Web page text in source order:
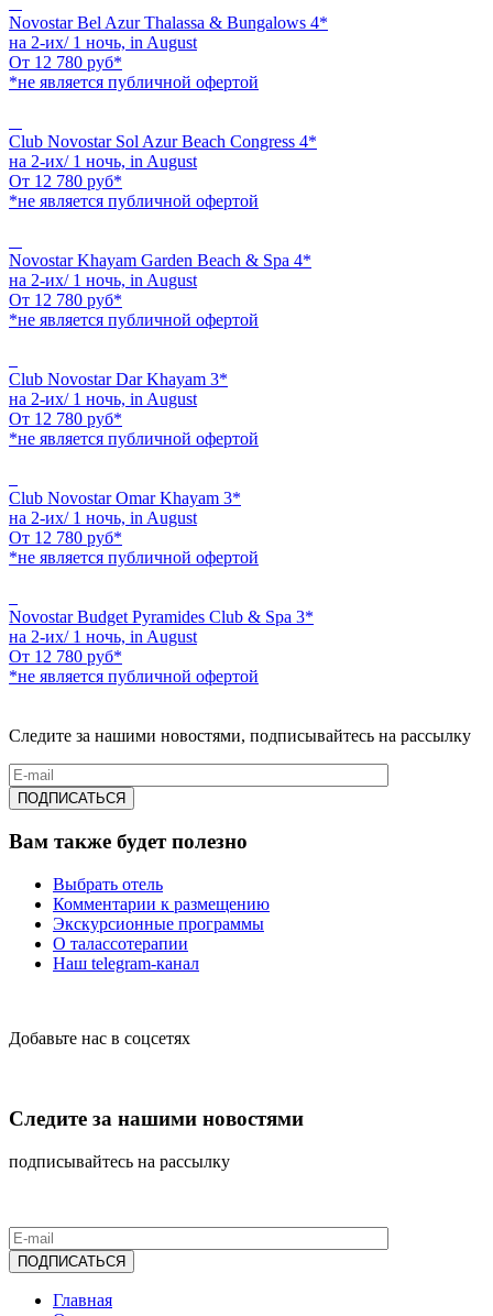
Novostar Bel Azur Thalassa & Bungalows 4*
на 2-их/ 1 ночь, in August
От 12 780 руб*
*не является публичной офертой
Club Novostar Sol Azur Beach Congress 4*
на 2-их/ 1 ночь, in August
От 12 780 руб*
*не является публичной офертой
Novostar Khayam Garden Beach & Spa 4*
на 2-их/ 1 ночь, in August
От 12 780 руб*
*не является публичной офертой
Club Novostar Dar Khayam 3*
на 2-их/ 1 ночь, in August
От 12 780 руб*
*не является публичной офертой
Club Novostar Omar Khayam 3*
на 2-их/ 1 ночь, in August
От 12 780 руб*
*не является публичной офертой
Novostar Budget Pyramides Club & Spa 3*
на 2-их/ 1 ночь, in August
От 12 780 руб*
*не является публичной офертой
Следите за нашими новостями, подписывайтесь на рассылку
Вам также будет полезно
Выбрать отель
Комментарии к размещению
Экскурсионные программы
О талассотерапии
Наш telegram-канал
Добавьте нас в соцсетях
Следите за нашими новостями
подписывайтесь на рассылку
Главная